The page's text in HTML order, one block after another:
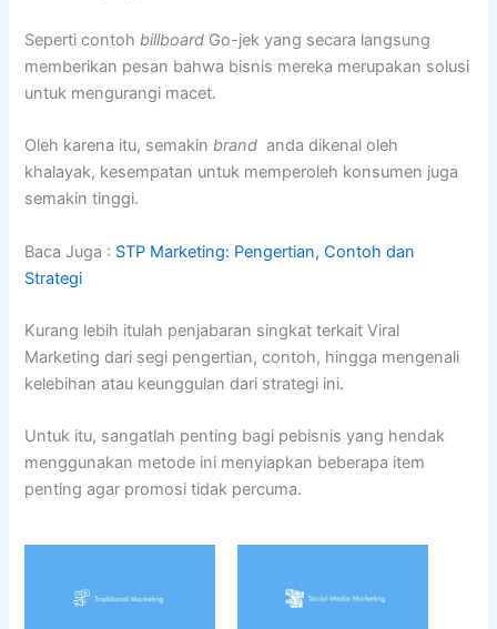
Seperti contohbillboard Go-jek yang secara langsung
memberikan pesan bahwa bisnis mereka merupakan solusi
untuk mengurangi macet.
Oleh karena itu, semakinbrand anda dikenal oleh
khalayak, kesempatan untuk memperoleh konsumen juga
semakin tinggi.
Baca Juga : STP Marketing: Pengertian, Contoh dan
Strategi
Kurang lebih itulah penjabaran singkat terkait Viral
Marketing dari segi pengertian, contoh, hingga mengenali
kelebihan atau keunggulan dari strategi ini.
Untuk itu, sangatlah penting bagi pebisnis yang hendak
menggunakan metode ini menyiapkan beberapa item
penting agar promosi tidak percuma.